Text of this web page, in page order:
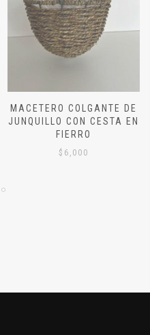
CANASTO MACETERO
ALGODÓN Y
CON ASAS
$